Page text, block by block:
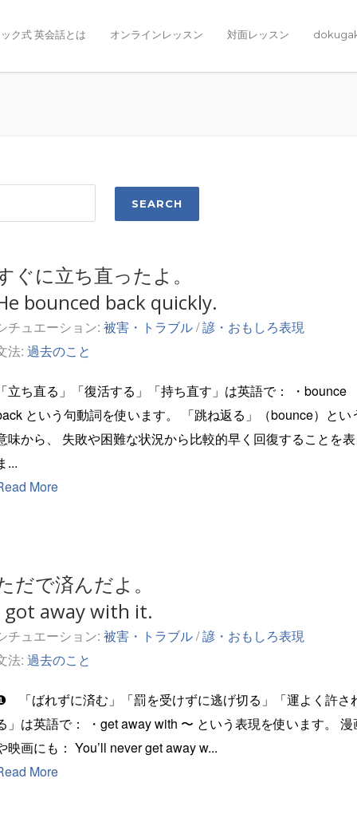
ク式 英会話とは オンラインレッスン 対面レッスン
ぐに立ち直ったよ。
bounced back quickly.
チュエーション: 被害・トラブル/諺・おもしろ表現
法: 過去のこと
立ち直る」「復活する」「持ち直す」は英語で： ・bounce
を使います。 「跳ね返る」（bounce）という
、 失敗や困難な状況から比較的早く回復することを表し
...
More
だで済んだよ。
got away with it.
チュエーション: 被害・トラブル/諺・おもしろ表現
法: 過去のこと
「ばれずに済む」「罰を受けずに逃げ切る」「運よく許さ
英語で： ・get away with 〜 という表現を使います。 漫画
や映画にも： You’ll never get away w...
More